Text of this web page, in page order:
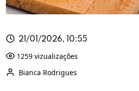
21/01/2026, 10:55
1259 vizualizações
Bianca Rodrigues